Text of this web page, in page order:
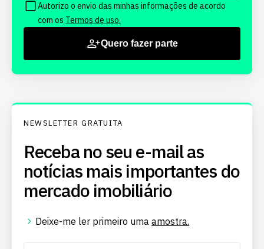
Autorizo o envio das minhas informações de acordo
com os Termos de uso.
Quero fazer parte
NEWSLETTER GRATUITA
Receba no seu e-mail as
notícias mais importantes do
mercado imobiliário
Deixe-me ler primeiro uma amostra.